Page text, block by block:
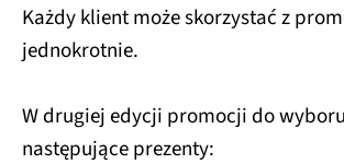
Każdy klient może skorzystać z
jednokrotnie.
W drugiej edycji promocji do
następujące prezenty: